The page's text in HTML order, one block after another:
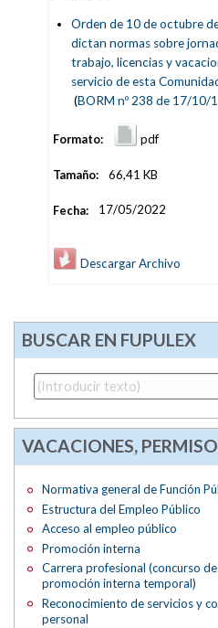
Orden de 10 de octubre
dictan normas sobre
trabajo, licencias y
servicio de esta
(BORM nº 238 de 17/10/
Formato: pdf
Tamaño: 66,41 KB
Fecha: 17/05/2022
Descargar Archivo
BUSCAR EN FUPULEX
VACACIONES,
Normativa general de Función
Estructura del Empleo Público
Acceso al empleo público
Promoción interna
Carrera profesional (concurso
promoción interna temporal)
Reconocimiento de servicios y
personal